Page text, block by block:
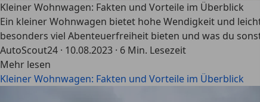
Kleiner Wohnwagen: Fakten und Vorteile im Überblick
Ein kleiner Wohnwagen bietet hohe Wendigkeit und
besonders viel Abenteuerfreiheit bieten und was du
AutoScout24 · 10.08.2023 · 6 Min. Lesezeit
Mehr lesen
Kleiner Wohnwagen: Fakten und Vorteile im Überblick